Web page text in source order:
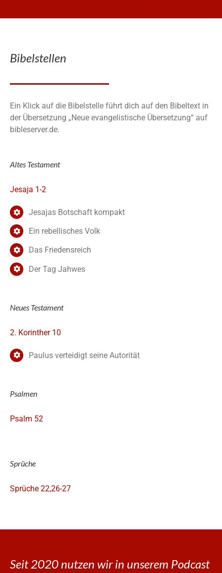
Bibelstellen
Ein Klick auf die Bibelstelle führt dich auf den Bibeltext in
der Übersetzung „Neue evangelistische Übersetzung“ auf
bibleserver.de.
Altes Testament
Jesaja 1-2
Jesajas Botschaft kompakt
Ein rebellisches Volk
Das Friedensreich
Der Tag Jahwes
Neues Testament
2. Korinther 10
Paulus verteidigt seine Autorität
Psalmen
Psalm 52
Sprüche
Sprüche 22,26-27
Seit 2020 nutzen wir in unserem Podcast